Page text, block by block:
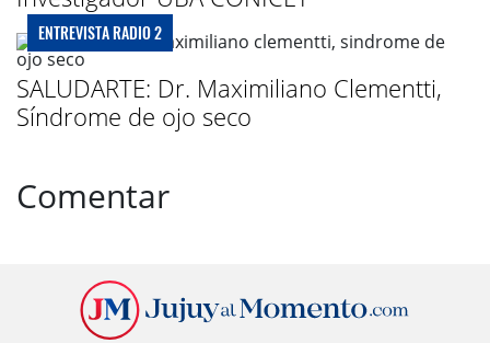
ENTREVISTA RADIO 2
SALUDARTE: Dr. Maximiliano Clementti,
Síndrome de ojo seco
Comentar